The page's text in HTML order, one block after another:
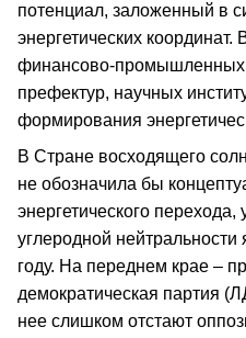
потенциал, заложенный в
энергетических
финансово-промышленных
префектур, научных
формирования
В Стране восходящего
не обозначила бы
энергетического
углеродной нейтральности
году. На переднем крае –
демократическая партия
нее слишком отстают